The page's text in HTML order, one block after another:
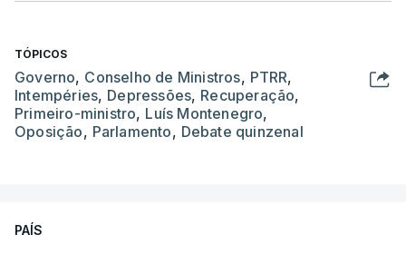
TÓPICOS
Governo, Conselho de Ministros, PTRR,
Intempéries, Depressões, Recuperação,
Primeiro-ministro, Luís Montenegro,
Oposição, Parlamento, Debate quinzenal
PAÍS